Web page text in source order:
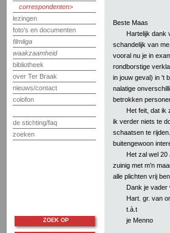
correspondenten
lezingen
foto's en documenten
filmliga
waakzaamheid
bibliotheek
over Ter Braak
nieuws/contact
colofon
de stichting/faq
zoeken
Beste Maas
Hartelijk dank
schandelijk van
vooral nu je in
rondborstige
in jouw geval) in 't
nalatige
betrokken
Het feit, dat ik
ik verder niets te
schaatsen te
buitengewoon
Het zal wel
zuinig met m'n
alle plichten vrij ben.
Dank je vader
Hart. gr. van
t.à.t
je Menno
ZOEK OP